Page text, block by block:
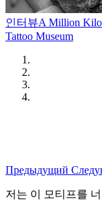
인터뷰A Million
Tattoo Museum
Предыдущий
저는 이 모티프를